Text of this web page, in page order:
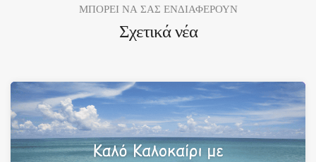
ΜΠΟΡΕΙ ΝΑ ΣΑΣ ΕΝΔΙΑΦΕΡΟΥΝ
Σχετικά νέα